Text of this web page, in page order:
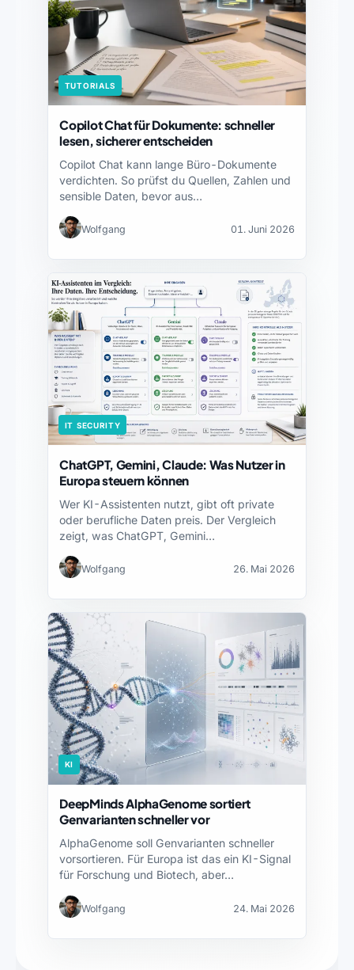
TUTORIALS
Copilot Chat für Dokumente: schneller
lesen, sicherer entscheiden
Copilot Chat kann lange Büro-Dokumente
verdichten. So prüfst du Quellen, Zahlen und
sensible Daten, bevor aus…
Wolfgang 01. Juni 2026
IT SECURITY
ChatGPT, Gemini, Claude: Was Nutzer in
Europa steuern können
Wer KI-Assistenten nutzt, gibt oft private
oder berufliche Daten preis. Der Vergleich
zeigt, was ChatGPT, Gemini…
Wolfgang 26. Mai 2026
KI
DeepMinds AlphaGenome sortiert
Genvarianten schneller vor
AlphaGenome soll Genvarianten schneller
vorsortieren. Für Europa ist das ein KI-Signal
für Forschung und Biotech, aber…
Wolfgang 24. Mai 2026